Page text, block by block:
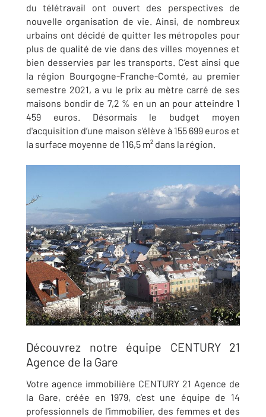
du télétravail ont ouvert des perspectives de
nouvelle organisation de vie. Ainsi, de nombreux
urbains ont décidé de quitter les métropoles pour
plus de qualité de vie dans des villes moyennes et
bien desservies par les transports. C’est ainsi que
la région Bourgogne-Franche-Comté, au premier
semestre 2021, a vu le prix au mètre carré de ses
maisons bondir de 7,2 % en un an pour atteindre 1
459 euros. Désormais le budget moyen
d'acquisition d’une maison s’élève à 155 699 euros et
la surface moyenne de 116,5 m² dans la région.
Découvrez notre équipe CENTURY 21
Agence de la Gare
Votre agence immobilière CENTURY 21 Agence de
la Gare, créée en 1979, c’est une équipe de 14
professionnels de l'immobilier, des femmes et des